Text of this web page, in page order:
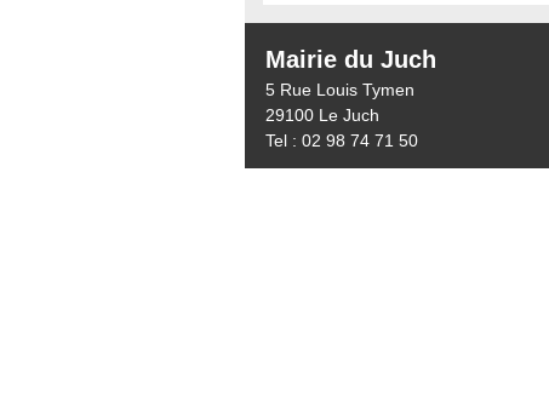
Mairie du Juch
5 Rue Louis Tymen
29100 Le Juch
Tel : 02 98 74 71 50